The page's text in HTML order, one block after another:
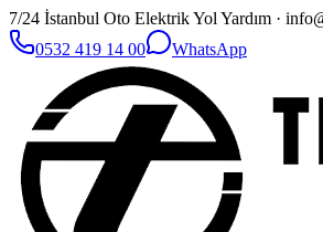
7/24 İstanbul Oto Elektrik Yol Yardım ·
0532 419 14 00
WhatsApp